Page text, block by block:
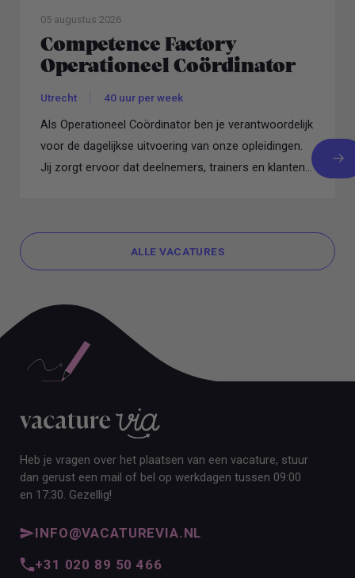
05 augustus 2026
Competence Factory
Operationeel Coördinator
Utrecht 40 uur per week
Als Operationeel Coördinator ben je verantwoordelijk
voor de dagelijkse uitvoering van onze opleidingen.
Jij zorgt ervoor dat deelnemers, trainers en klanten...
ALLE VACATURES
Heb je vragen over het plaatsen van een vacature, stuur
dan gerust een mail of bel op werkdagen tussen 09:00
en 17:30. Gezellig!
INFO@VACATUREVIA.NL
+31 020 89 50 466